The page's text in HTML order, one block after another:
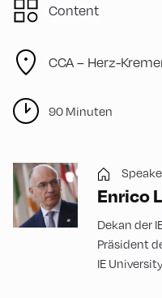
Content
CCA – Herz-
90 Minuten
Enrico
Dekan der
Präsident
IE